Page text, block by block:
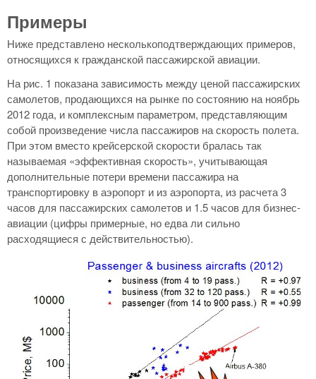
Примеры
Ниже представлено несколькоподтверждающих примеров,
относящихся к гражданской пассажирской авиации.
На рис. 1 показана зависимость между ценой пассажирских
самолетов, продающихся на рынке по состоянию на ноябрь
2012 года, и комплексным параметром, представляющим
собой произведение числа пассажиров на скорость полета.
При этом вместо крейсерской скорости бралась так
называемая «эффективная скорость», учитывающая
дополнительные потери времени пассажира на
транспортировку в аэропорт и из аэропорта, из расчета 3
часов для пассажирских самолетов и 1.5 часов для бизнес-
авиации (цифры примерные, но едва ли сильно
расходящиеся с действительностью).